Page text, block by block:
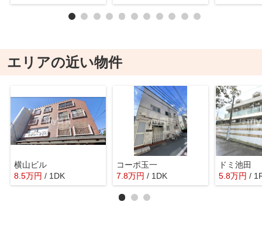
エリアの近い物件
横山ビル
8.5万円 / 1DK
コーポ玉一
7.8万円 / 1DK
ドミ池田
5.8万円 /